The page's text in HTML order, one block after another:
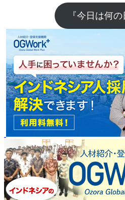
『今日は何